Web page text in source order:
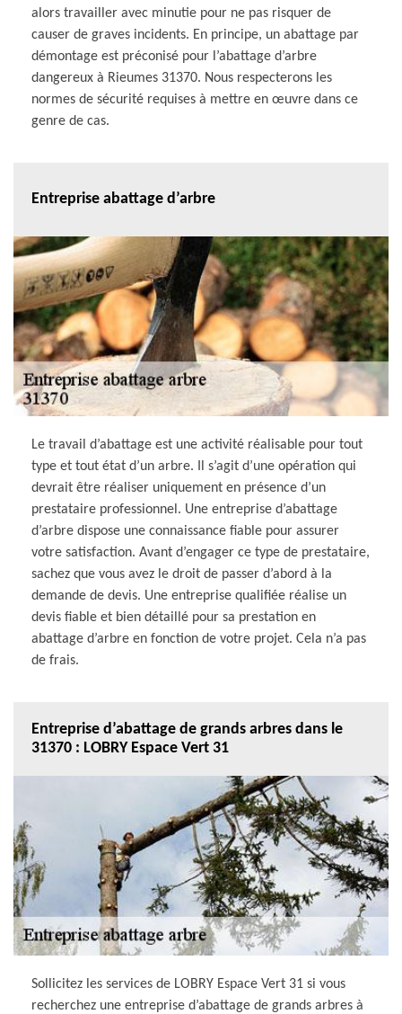
alors travailler avec minutie pour ne pas risquer de
causer de graves incidents. En principe, un abattage par
démontage est préconisé pour l’abattage d’arbre
dangereux à Rieumes 31370. Nous respecterons les
normes de sécurité requises à mettre en œuvre dans ce
genre de cas.
Entreprise abattage d’arbre
Le travail d’abattage est une activité réalisable pour tout
type et tout état d’un arbre. Il s’agit d’une opération qui
devrait être réaliser uniquement en présence d’un
prestataire professionnel. Une entreprise d’abattage
d’arbre dispose une connaissance fiable pour assurer
votre satisfaction. Avant d’engager ce type de prestataire,
sachez que vous avez le droit de passer d’abord à la
demande de devis. Une entreprise qualifiée réalise un
devis fiable et bien détaillé pour sa prestation en
abattage d’arbre en fonction de votre projet. Cela n’a pas
de frais.
Entreprise d’abattage de grands arbres dans le
31370 : LOBRY Espace Vert 31
Sollicitez les services de LOBRY Espace Vert 31 si vous
recherchez une entreprise d’abattage de grands arbres à